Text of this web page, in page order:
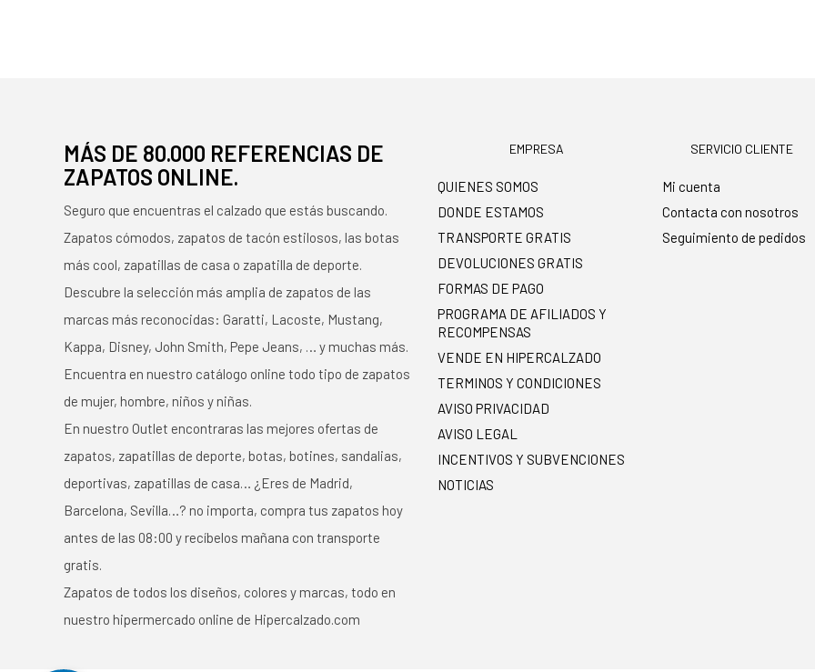
MÁS DE 80.000 REFERENCIAS DE
ZAPATOS ONLINE.
Seguro que encuentras el calzado que estás buscando.
Zapatos cómodos, zapatos de tacón estilosos, las botas
más cool, zapatillas de casa o zapatilla de deporte.
Descubre la selección más amplia de zapatos de las
marcas más reconocidas: Garatti, Lacoste, Mustang,
Kappa, Disney, John Smith, Pepe Jeans, … y muchas más.
Encuentra en nuestro catálogo online todo tipo de zapatos
de mujer, hombre, niños y niñas.
En nuestro Outlet encontraras las mejores ofertas de
zapatos, zapatillas de deporte, botas, botines, sandalias,
deportivas, zapatillas de casa… ¿Eres de Madrid,
Barcelona, Sevilla…? no importa, compra tus zapatos hoy
antes de las 08:00 y recíbelos mañana con transporte
gratis.
Zapatos de todos los diseños, colores y marcas, todo en
nuestro hipermercado online de Hipercalzado.com
EMPRESA
QUIENES SOMOS
DONDE ESTAMOS
TRANSPORTE GRATIS
DEVOLUCIONES GRATIS
FORMAS DE PAGO
PROGRAMA DE AFILIADOS Y
RECOMPENSAS
VENDE EN HIPERCALZADO
TERMINOS Y CONDICIONES
AVISO PRIVACIDAD
AVISO LEGAL
INCENTIVOS Y SUBVENCIONES
NOTICIAS
SERVICIO CLIENTE
Mi cuenta
Contacta con nosotros
Seguimiento de pedidos